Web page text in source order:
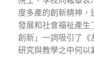
度多產的創新精神
發展和社會福祉產生
創新」一詞吸引了《
研究與教學之中何以